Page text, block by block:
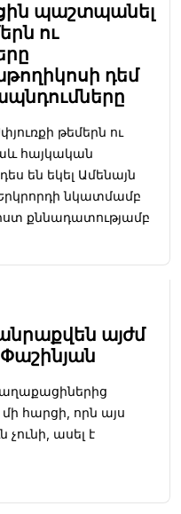
պաշտպանել
ու
դեմ
թեմերն ու
հայկական
են եկել Ամենայն
նկատմամբ
քննադատությամբ
այժմ
հարցի, որն այս
ասել է